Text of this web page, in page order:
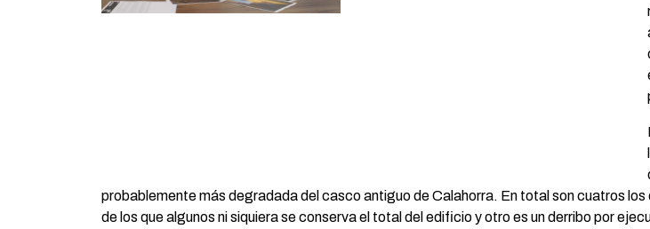
probablemente más degradada del casco antiguo de Calahorra. En total son cuatros
de los que algunos ni siquiera se conserva el total del edificio y otro es un derribo por